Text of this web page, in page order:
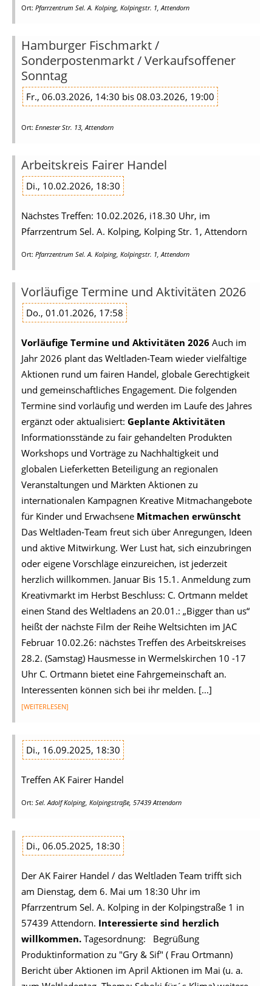
Ort: Pfarrzentrum Sel. A. Kolping, Kolpingstr. 1, Attendorn
Hamburger Fischmarkt /
Sonderpostenmarkt / Verkaufsoffener
Sonntag
Fr., 06.03.2026, 14:30 bis 08.03.2026, 19:00
Ort: Ennester Str. 13, Attendorn
Arbeitskreis Fairer Handel
Di., 10.02.2026, 18:30
Nächstes Treffen: 10.02.2026, i18.30 Uhr, im
Pfarrzentrum Sel. A. Kolping, Kolping Str. 1, Attendorn
Ort: Pfarrzentrum Sel. A. Kolping, Kolpingstr. 1, Attendorn
Vorläufige Termine und Aktivitäten 2026
Do., 01.01.2026, 17:58
Vorläufige Termine und Aktivitäten 2026 Auch im
Jahr 2026 plant das Weltladen‑Team wieder vielfältige
Aktionen rund um fairen Handel, globale Gerechtigkeit
und gemeinschaftliches Engagement. Die folgenden
Termine sind vorläufig und werden im Laufe des Jahres
ergänzt oder aktualisiert: Geplante Aktivitäten
Informationsstände zu fair gehandelten Produkten
Workshops und Vorträge zu Nachhaltigkeit und
globalen Lieferketten Beteiligung an regionalen
Veranstaltungen und Märkten Aktionen zu
internationalen Kampagnen Kreative Mitmachangebote
für Kinder und Erwachsene Mitmachen erwünscht
Das Weltladen‑Team freut sich über Anregungen, Ideen
und aktive Mitwirkung. Wer Lust hat, sich einzubringen
oder eigene Vorschläge einzureichen, ist jederzeit
herzlich willkommen. Januar Bis 15.1. Anmeldung zum
Kreativmarkt im Herbst Beschluss: C. Ortmann meldet
einen Stand des Weltladens an 20.01.: „Bigger than us“
heißt der nächste Film der Reihe Weltsichten im JAC
Februar 10.02.26: nächstes Treffen des Arbeitskreises
28.2. (Samstag) Hausmesse in Wermelskirchen 10 -17
Uhr C. Ortmann bietet eine Fahrgemeinschaft an.
Interessenten können sich bei ihr melden. [...]
[WEITERLESEN]
Di., 16.09.2025, 18:30
Treffen AK Fairer Handel
Ort: Sel. Adolf Kolping, Kolpingstraße, 57439 Attendorn
Di., 06.05.2025, 18:30
Der AK Fairer Handel / das Weltladen Team trifft sich
am Dienstag, dem 6. Mai um 18:30 Uhr im
Pfarrzentrum Sel. A. Kolping in der Kolpingstraße 1 in
57439 Attendorn. Interessierte sind herzlich
willkommen. Tagesordnung: Begrüßung
Produktinformation zu "Gry & Sif" ( Frau Ortmann)
Bericht über Aktionen im April Aktionen im Mai (u. a.